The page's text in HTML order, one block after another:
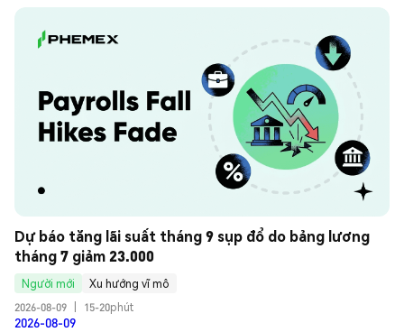
Dự báo tăng lãi suất tháng 9 sụp đổ do bảng lương
tháng 7 giảm 23.000
Người mới
Xu hướng vĩ mô
2026-08-09
15-20phút
2026-08-09